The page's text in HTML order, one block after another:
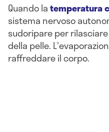
Quando latemperatura
sistema nervoso
sudoripare per
della pelle.
raffreddare il corpo.